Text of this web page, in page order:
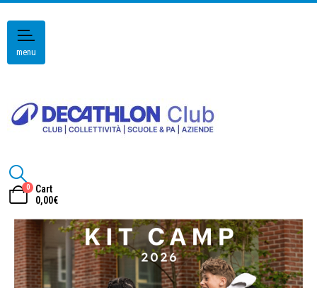
menu
0
Cart
0,00€